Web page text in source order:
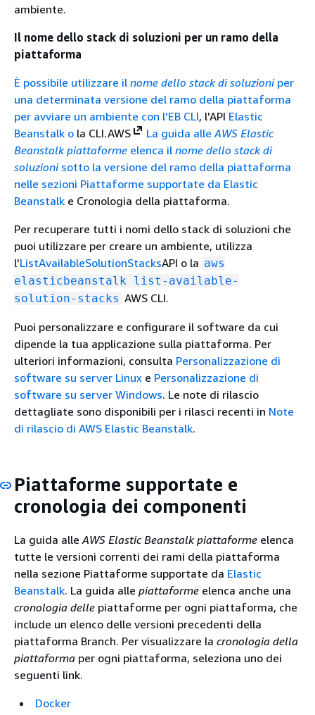
ambiente.
Il nome dello stack di soluzioni per un ramo della
piattaforma
È possibile utilizzare il nome dello stack di soluzioniper
una determinata versione del ramo della piattaforma
per avviare un ambiente con l'EB CLI, l'API Elastic
Beanstalk o la CLI.AWS La guida alleAWS Elastic
Beanstalk piattaforme elenca il nome dello stack di
soluzionisotto la versione del ramo della piattaforma
nelle sezioni Piattaforme supportate da Elastic
Beanstalk e Cronologia della piattaforma.
Per recuperare tutti i nomi dello stack di soluzioni che
puoi utilizzare per creare un ambiente, utilizza
l'ListAvailableSolutionStacksAPI o la aws
elasticbeanstalk list-available-
solution-stacks AWS CLI.
Puoi personalizzare e configurare il software da cui
dipende la tua applicazione sulla piattaforma. Per
ulteriori informazioni, consulta Personalizzazione di
software su server Linux e Personalizzazione di
software su server Windows. Le note di rilascio
dettagliate sono disponibili per i rilasci recenti in Note
di rilascio di AWS Elastic Beanstalk.
Piattaforme supportate e
cronologia dei componenti
La guida alle AWS Elastic Beanstalk piattaforme elenca
tutte le versioni correnti dei rami della piattaforma
nella sezione Piattaforme supportate da Elastic
Beanstalk. La guida alle piattaforme elenca anche una
cronologia delle piattaforme per ogni piattaforma, che
include un elenco delle versioni precedenti della
piattaforma Branch. Per visualizzare la cronologia della
piattaforma per ogni piattaforma, seleziona uno dei
seguenti link.
Docker